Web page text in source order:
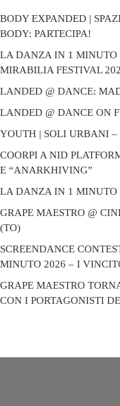
BODY EXPANDED |
BODY: PARTECIPA!
LA DANZA IN 1
MIRABILIA FESTIVAL
LANDED @ DANCE:
LANDED @ DANCE ON
YOUTH | SOLI URBANI –
COORPI A NID
E “ANARKHIVING”
LA DANZA IN 1 MINUTO
GRAPE MAESTRO @
(TO)
SCREENDANCE
MINUTO 2026 – I
GRAPE MAESTRO
CON I PORTAGONISTI